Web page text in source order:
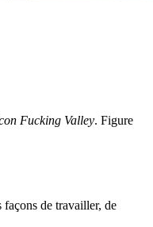
Fucking Valley. Figure
façons de travailler, de